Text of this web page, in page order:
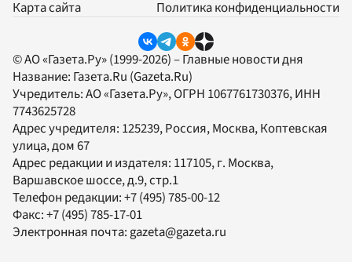
Карта сайта
Политика конфиденциальности
© АО «Газета.Ру» (1999-2026) – Главные новости дня
Название: Газета.Ru (Gazeta.Ru)
Учредитель:АО «Газета.Ру», ОГРН 1067761730376, ИНН
7743625728
Адрес учредителя: 125239, Россия, Москва, Коптевская
улица, дом 67
Адрес редакции и издателя: 117105, г. Москва,
Варшавское шоссе, д.9, стр.1
Телефон редакции:+7 (495) 785-00-12
Факс:+7 (495) 785-17-01
Электронная почта:gazeta@gazeta.ru